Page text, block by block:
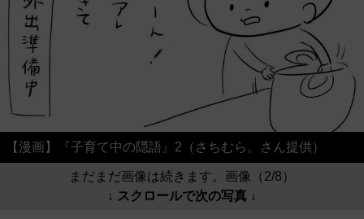
【漫画】『子育て中の隠語』2（さちむら。さん提供）
まだまだ画像は続きます。画像（2/8）
↓ スクロールで次の写真 ↓